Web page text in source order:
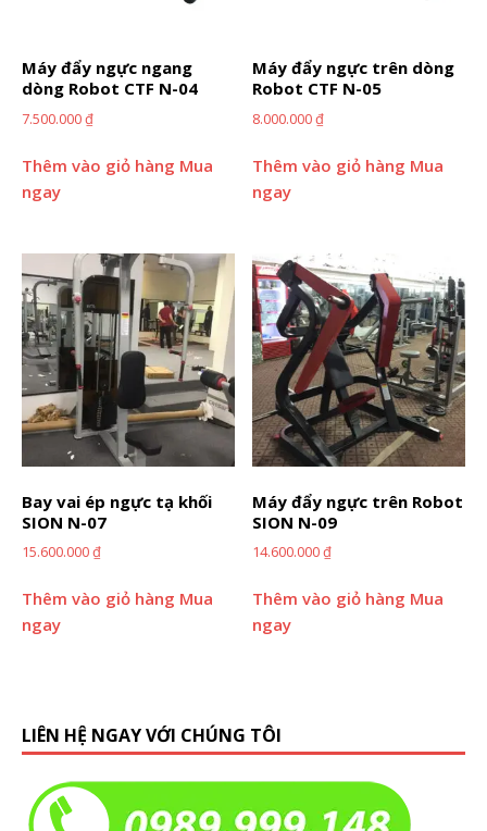
Máy đẩy ngực ngang
dòng Robot CTF N-04
7.500.000₫
Thêm vào giỏ hàng Mua
ngay
Máy đẩy ngực trên dòng
Robot CTF N-05
8.000.000₫
Thêm vào giỏ hàng Mua
ngay
Bay vai ép ngực tạ khối
SION N-07
15.600.000₫
Thêm vào giỏ hàng Mua
ngay
Máy đẩy ngực trên Robot
SION N-09
14.600.000₫
Thêm vào giỏ hàng Mua
ngay
LIÊN HỆ NGAY VỚI CHÚNG TÔI